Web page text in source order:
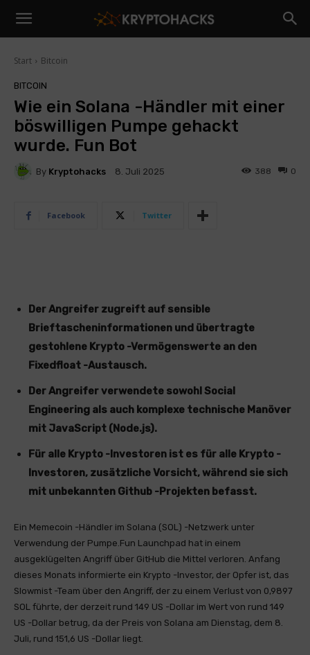
Start Bitcoin
BITCOIN
Wie ein Solana -Händler mit einer
böswilligen Pumpe gehackt
wurde. Fun Bot
By Kryptohacks 8. Juli 2025 0
388
Facebook Twitter
Der Angreifer zugreift auf sensible
Brieftascheninformationen und übertragte
gestohlene Krypto -Vermögenswerte an den
Fixedfloat -Austausch.
Der Angreifer verwendete sowohl Social
Engineering als auch komplexe technische Manöver
mit JavaScript (Node.js).
Für alle Krypto -Investoren ist es für alle Krypto -
Investoren, zusätzliche Vorsicht, während sie sich
mit unbekannten Github -Projekten befasst.
Ein Memecoin -Händler im Solana (SOL) -Netzwerk unter
Verwendung der Pumpe.Fun Launchpad hat in einem
ausgeklügelten Angriff über GitHub die Mittel verloren. Anfang
dieses Monats informierte ein Krypto -Investor, der Opfer ist, das
Slowmist -Team über den Angriff, der zu einem Verlust von 0,9897
SOL führte, der derzeit rund 149 US -Dollar im Wert von rund 149
US -Dollar betrug, da der Preis von Solana am Dienstag, dem 8.
Juli, rund 151,6 US -Dollar liegt.